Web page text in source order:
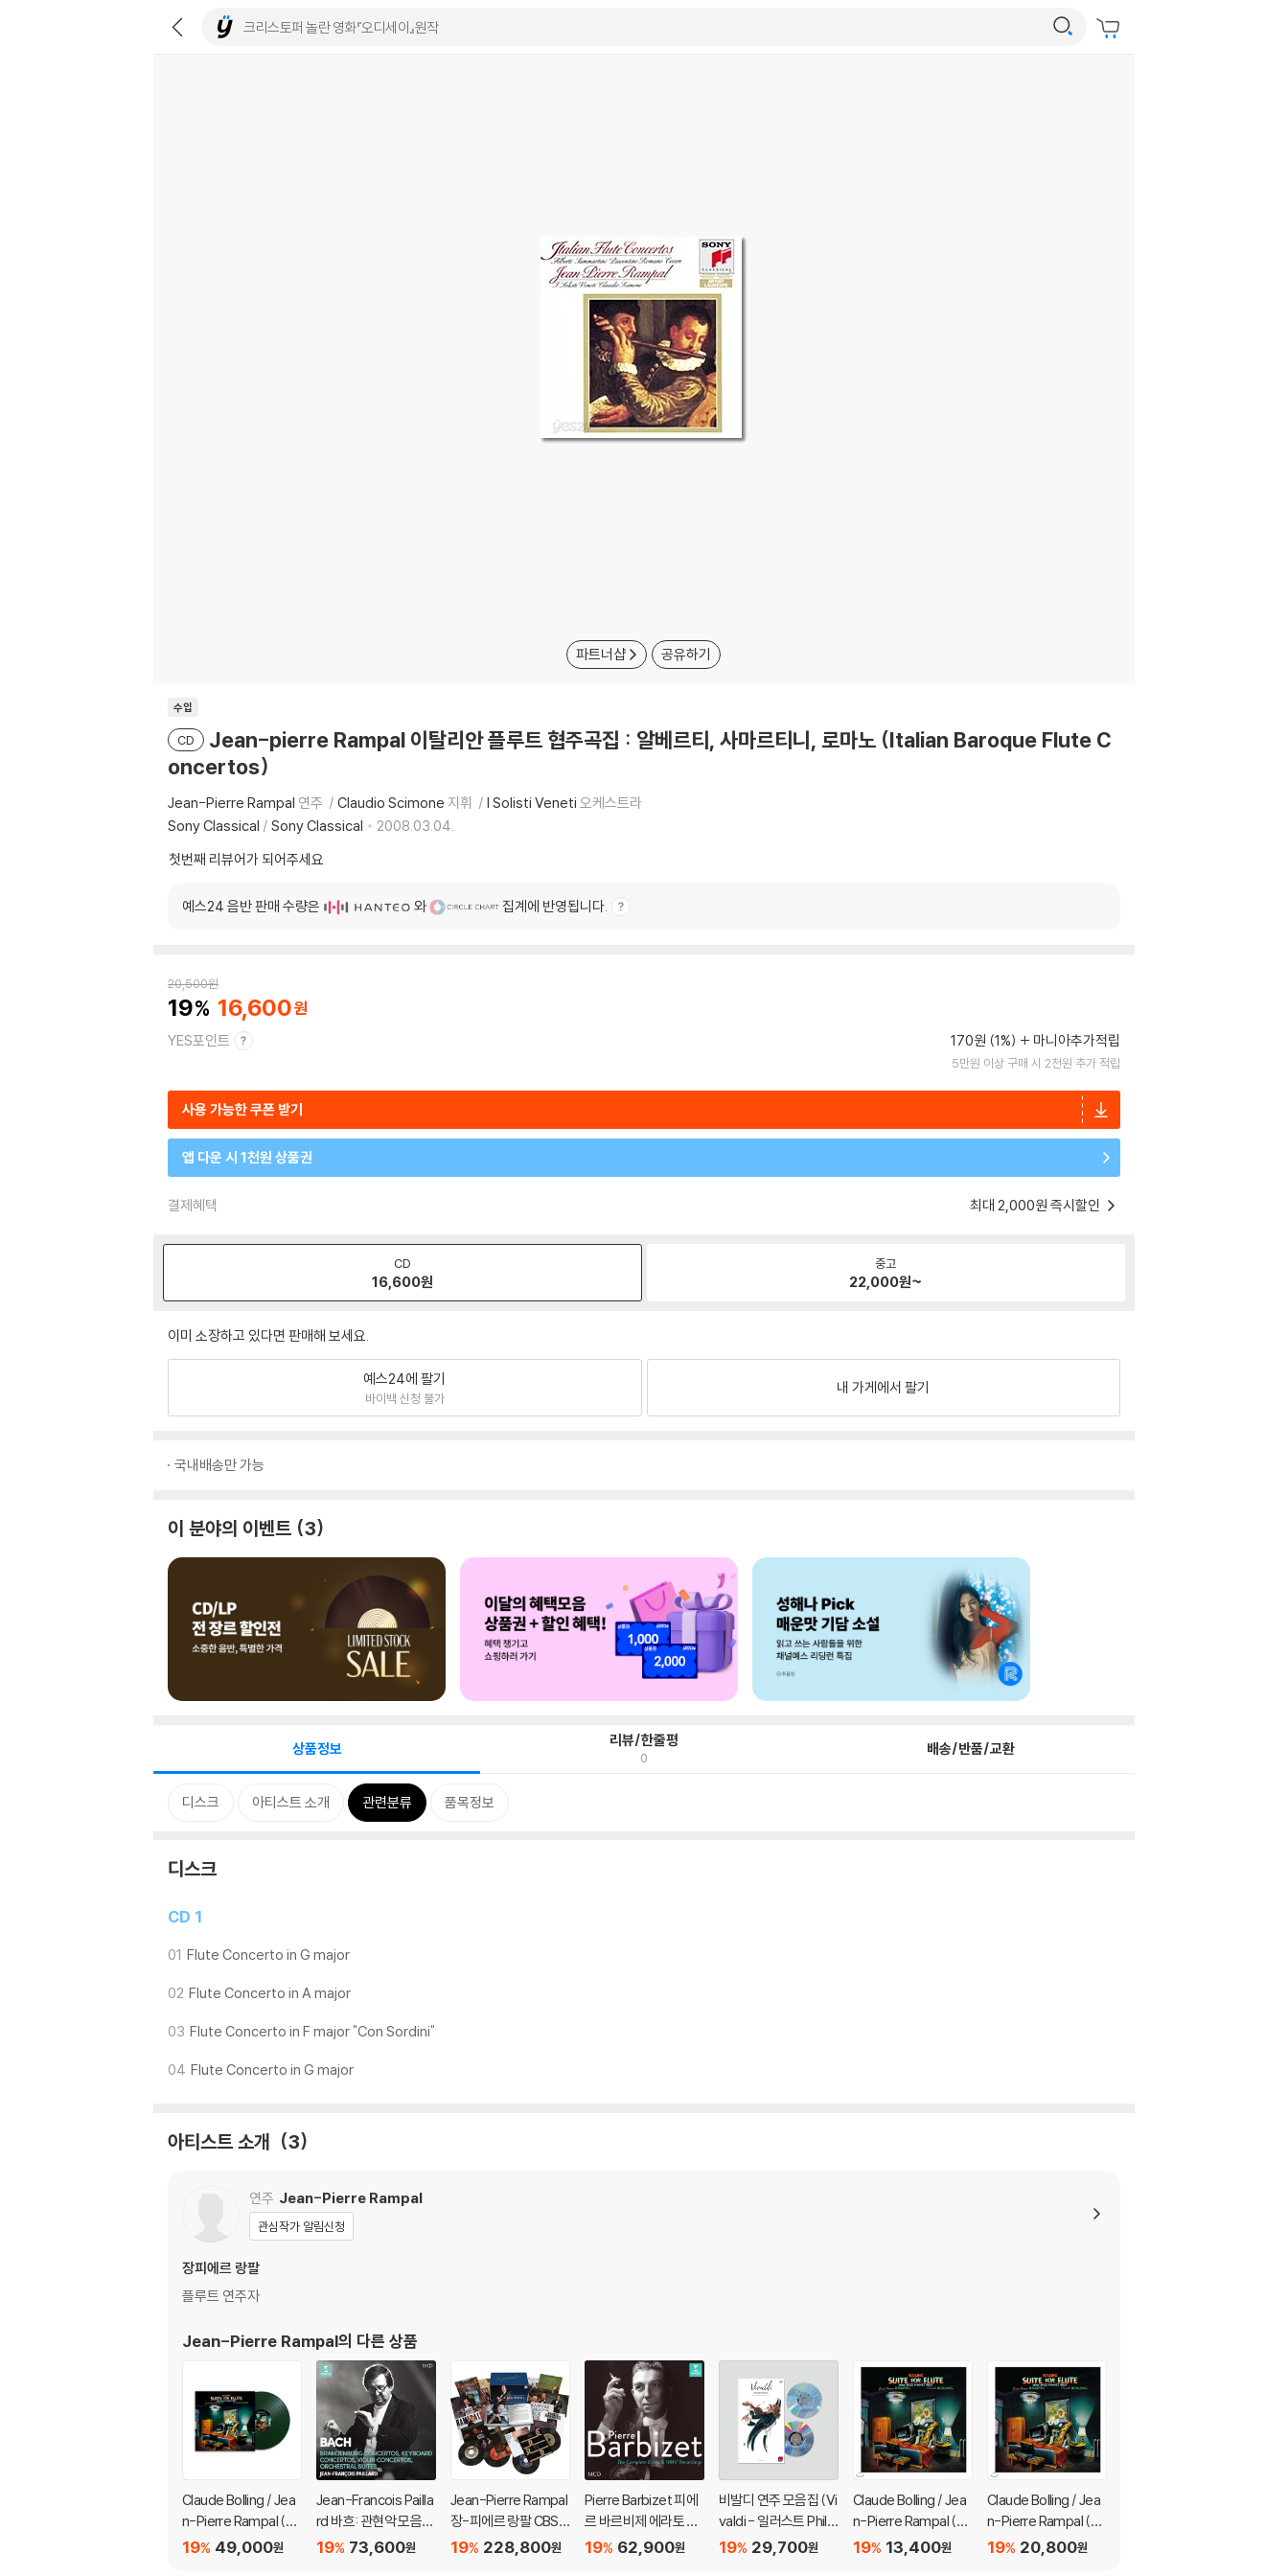
파트너샵 공유하기
수입
CD
Jean-pierre Rampal 이탈리안 플루트 협주곡집 : 알베르티, 사마르티니, 로마노 (Italian Baroque Flute C
oncertos)
Jean-Pierre Rampal 연주 Claudio Scimone 지휘 I Solisti Veneti 오케스트라
Sony Classical / Sony Classical
2008.03.04.
첫번째 리뷰어가 되어주세요
예스24 음반 판매 수량은 와 집계에 반영됩니다.
20,500원
19 16,600
YES포인트 170원 (1%) 마니아추가적립
5만원 이상 구매 시 2천원 추가 적립
사용 가능한 쿠폰 받기
앱 다운 시 1천원 상품권
결제혜택 최대 2,000원 즉시할인
CD
16,600원
중고
22,000원~
이미 소장하고 있다면 판매해 보세요.
예스24에 팔기
바이백 신청 불가
내 가게에서 팔기
국내배송만 가능
이 분야의 이벤트 3
상품정보 리뷰/한줄평
0 배송/반품/교환
디스크 아티스트 소개 관련분류 품목정보
디스크
CD 1
01 Flute Concerto in G major
02 Flute Concerto in A major
03 Flute Concerto in F major "Con Sordini"
04 Flute Concerto in G major
아티스트 소개 3
연주 Jean-Pierre Rampal
관심작가 알림신청
장피에르 랑팔
플루트 연주자
Jean-Pierre Rampal의 다른 상품
Claude Bolling / Jea
n-Pierre Rampal (클
로드 볼링 / 장 피에르
49,000원
19%
Jean-Francois Pailla
rd 바흐: 관현악 모음
곡, 협주곡 - 장-프랑스
73,600원
19%
Jean-Pierre Rampal
장-피에르 랑팔 CBS,
RCA, 소니 클래식 녹음
228,800원
19%
Pierre Barbizet 피에
르 바르비제 에라토 녹
음 전집 (The Comple
62,900원
19%
비발디 연주 모음집 (Vi
valdi - 일러스트 Philip
pe Peseux)
29,700원
19%
Claude Bolling / Jea
n-Pierre Rampal (클
로드 볼링 / 장 피에르
13,400원
19%
Claude Bolling / Jea
n-Pierre Rampal (클
로드 볼링 / 장 피에르
20,800원
19%